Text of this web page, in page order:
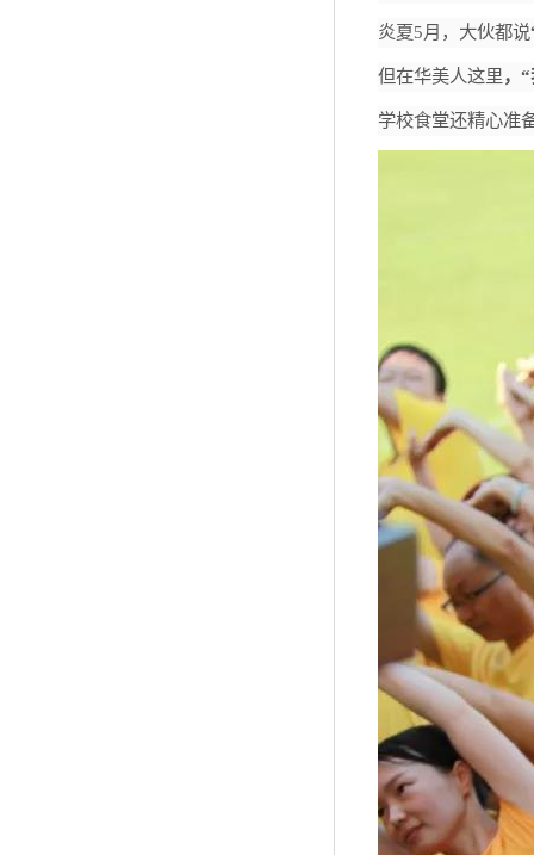
炎夏5月，大伙都说
但在华美人这里，
学校食堂还精心准